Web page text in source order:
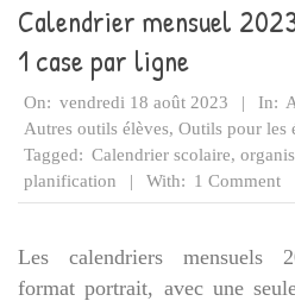
Calendrier mensuel
1 case par ligne
2023-
08-
18
On: vendredi 18 août 2023 In:
Autres outils élèves, Outils pour les
Tagged: Calendrier scolaire,
planification
With: 1 Comment
Les calendriers mensuels
format portrait, avec une